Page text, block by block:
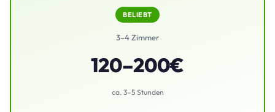
BELIEBT
3–4 Zimmer
120–200€
ca. 3–5 Stunden